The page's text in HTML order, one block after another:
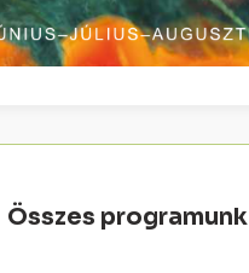
Összes programunk